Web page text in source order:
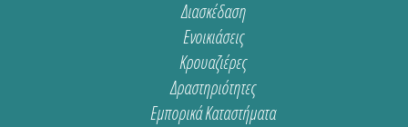
Διασκέδαση
Ενοικιάσεις
Κρουαζιέρες
Δραστηριότητες
Εμπορικά Καταστήματα